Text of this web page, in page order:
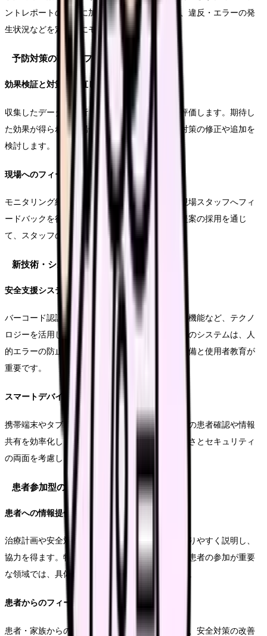
ントレポートの分析に加え、予防対策の実施率、違反・エラーの発
生状況などを定期的にモニタリングします。
予防対策の改善とフィードバック
効果検証と対策の見直し
収集したデータを分析し、予防対策の有効性を評価します。期待し
た効果が得られない場合は、原因分析を行い、対策の修正や追加を
検討します。
現場へのフィードバック
モニタリング結果や改善策について、定期的に現場スタッフへフィ
ードバックを行います。良好事例の共有や改善提案の採用を通じ
て、スタッフの参画意識を高めます。
新技術・システムの導入
安全支援システムの活用
バーコード認証システムや電子カルテのアラート機能など、テクノ
ロジーを活用した安全対策を導入します。これらのシステムは、人
的エラーの防止に効果的ですが、運用ルールの整備と使用者教育が
重要です。
スマートデバイスの活用
携帯端末やタブレットを活用し、ベッドサイドでの患者確認や情報
共有を効率化します。機器の選定には、使いやすさとセキュリティ
の両面を考慮します。
患者参加型の安全対策
患者への情報提供
治療計画や安全対策について、患者・家族に分かりやすく説明し、
協力を得ます。特に、服薬管理や転倒予防など、患者の参加が重要
な領域では、具体的な注意点を文書で提供します。
患者からのフィードバック
患者・家族からの意見や気付きを積極的に収集し、安全対策の改善